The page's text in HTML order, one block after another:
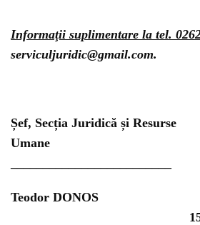
Informaţii suplimentare la tel.
serviculjuridic@gmail.com.
Șef, Secția Juridică și Resurse
Teodor